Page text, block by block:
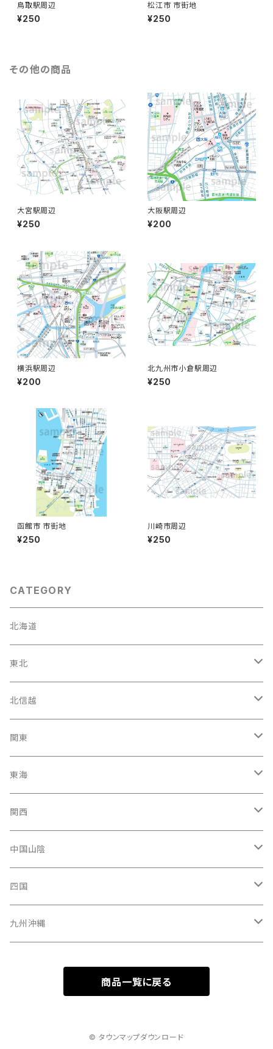
鳥取駅周辺
¥250
松江市 市街地
¥250
その他の商品
大宮駅周辺
¥250
大阪駅周辺
¥200
横浜駅周辺
¥200
北九州市小倉駅周辺
¥250
函館市 市街地
¥250
川崎市周辺
¥250
CATEGORY
北海道
東北
宮城県
岩手県
福島県
青森県
秋田県
山形県
北信越
石川県
富山駅
新潟県
長野県
福井県
関東
東京都
神奈川県
千葉県
埼玉県
茨城県
東海
愛知県
静岡県
三重県
岐阜県
関西
大阪府
京都府
兵庫県
中国山陰
広島県
岡山県
四国
高知県
九州沖縄
商品一覧に戻る
© タウンマップダウンロード